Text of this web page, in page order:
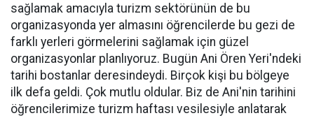
sağlamak amacıyla turizm sektörünün de bu
organizasyonda yer almasını öğrencilerde bu gezi de
farklı yerleri görmelerini sağlamak için güzel
organizasyonlar planlıyoruz. Bugün Ani Ören Yeri'ndeki
tarihi bostanlar deresindeydi. Birçok kişi bu bölgeye
ilk defa geldi. Çok mutlu oldular. Biz de Ani'nin tarihini
öğrencilerimize turizm haftası vesilesiyle anlatarak